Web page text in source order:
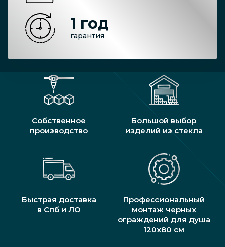
1 год
гарантия
Собственное
производство
Большой выбор
изделий из стекла
Быстрая доставка
в Спб и ЛО
Профессиональный
монтаж черных
ограждений для душа
120х80 см